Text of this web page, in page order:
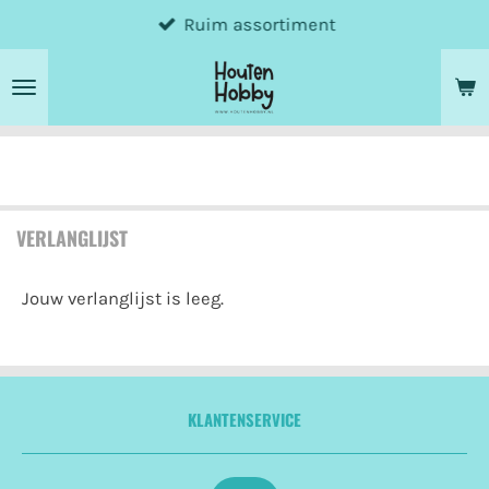
direct
naar
Ruim assortiment
VERLANGLIJST
Jouw verlanglijst is leeg.
KLANTENSERVICE